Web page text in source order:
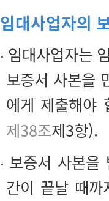
임대사업자의
임대사업자는
보증서 사본을
에게 제출해야
제38조제3항).
보증서 사본을
간이 끝날 때